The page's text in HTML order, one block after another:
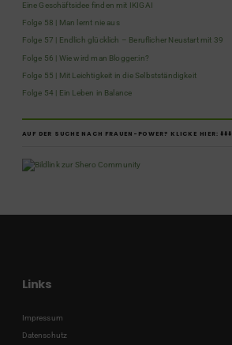
Eine Geschäftsidee finden mit IKIGAI
Folge 58 | Man lernt nie aus
Folge 57 | Endlich glücklich – Beruflicher Neustart mit 39
Folge 56 | Wie wird man Blogger:in?
Folge 55 | Mit Leichtigkeit in die Selbstständigkeit
Folge 54 | Ein Leben in Balance
AUF DER SUCHE NACH FRAUEN-POWER? KLICKE HIER: ⬇️⬇️⬇️
Links
Impressum
Datenschutz